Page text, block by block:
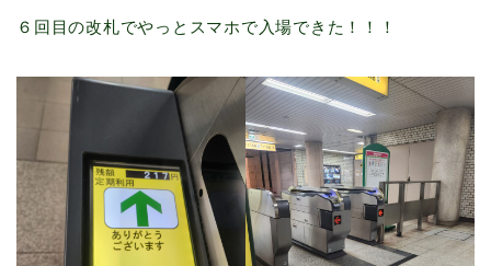
６回目の改札でやっとスマホで入場できた！！！